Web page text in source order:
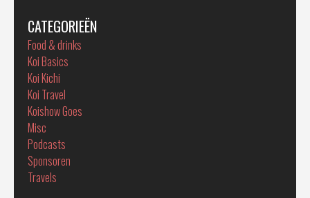
CATEGORIEËN
Food & drinks
Koi Basics
Koi Kichi
Koi Travel
Koishow Goes
Misc
Podcasts
Sponsoren
Travels